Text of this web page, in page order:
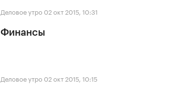
Деловое утро 02 окт 2015, 10:31
Финансы
Деловое утро 02 окт 2015, 10:15